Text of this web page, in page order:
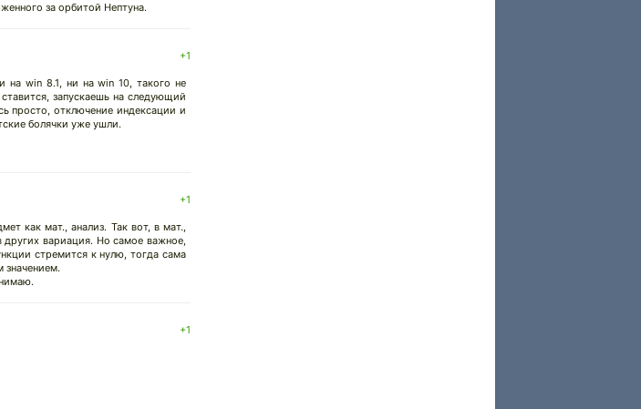
за орбитой Нептуна.
+1
на win 8.1, ни на win 10, такого не
запускаешь на следующий
просто, отключение индексации и
болячки уже ушли.
+1
как мат., анализ. Так вот, в мат.,
других вариация. Но самое важное,
стремится к нулю, тогда сама
значением.
+1